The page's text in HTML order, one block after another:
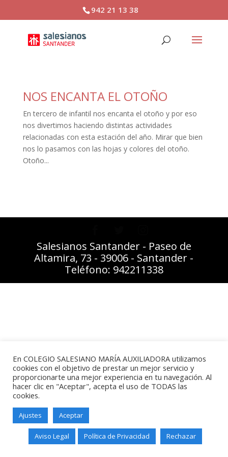
942 21 13 38
NOS ENCANTA EL OTOÑO
En tercero de infantil nos encanta el otoño y por eso
nos divertimos haciendo distintas actividades
relacionadas con esta estación del año. Mirar que bien
nos lo pasamos con las hojas y colores del otoño.
Otoño...
Salesianos Santander - Paseo de
Altamira, 73 - 39006 - Santander -
Teléfono: 942211338
En COLEGIO SALESIANO MARÍA AUXILIADORA utilizamos
cookies con el objetivo de prestar un mejor servicio y
proporcionarte una mejor experiencia en tu navegación. Al
hacer clic en "Aceptar", acepta el uso de TODAS las
cookies.
Ajustes Aceptar
Aviso Legal Política de Privacidad Rechazar